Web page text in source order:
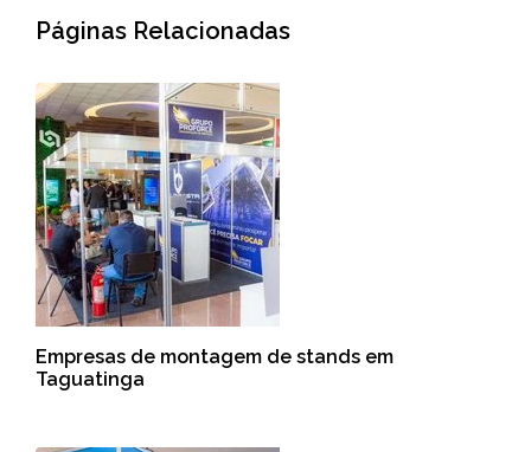
Páginas Relacionadas
Empresas de montagem de stands em
Taguatinga